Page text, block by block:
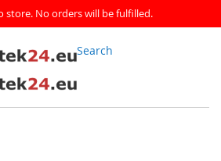
store. No orders will be fulfilled.
Search